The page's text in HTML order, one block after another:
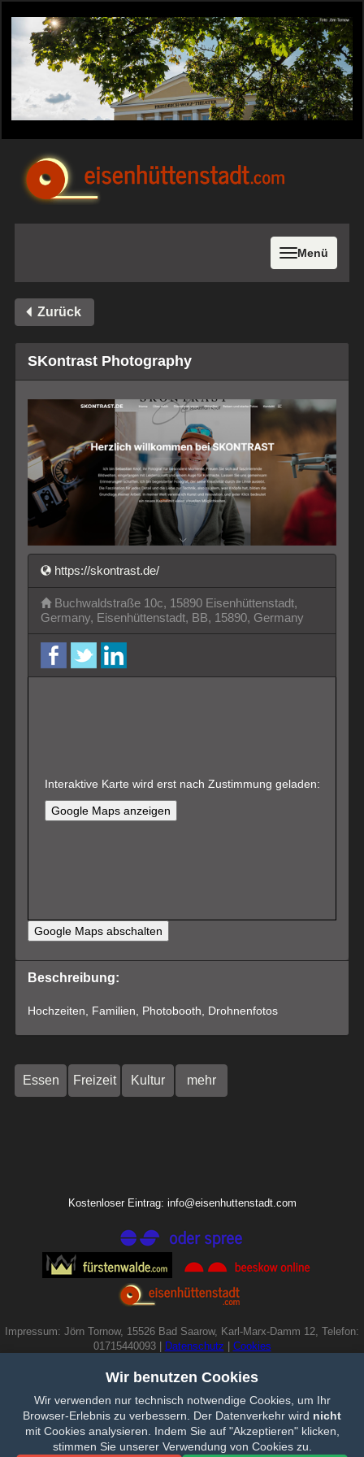
Menü
Zurück
SKontrast Photography
https://skontrast.de/
Buchwaldstraße 10c, 15890 Eisenhüttenstadt,
Germany, Eisenhüttenstadt, BB, 15890, Germany
facebook
twitter
Interaktive Karte wird erst nach Zustimmung geladen:
Google Maps anzeigen
Google Maps abschalten
Beschreibung:
Hochzeiten, Familien, Photobooth, Drohnenfotos
Essen Freizeit Kultur mehr
Wir benutzen Cookies
Wir verwenden nur technisch notwendige Cookies, um Ihr
Browser-Erlebnis zu verbessern. Der Datenverkehr wird nicht
mit Cookies analysieren. Indem Sie auf "Akzeptieren" klicken,
stimmen Sie unserer Verwendung von Cookies zu.
Kostenloser Eintrag: info@eisenhuttenstadt.com
Impressum: Jörn Tornow, 15526 Bad Saarow, Karl-Marx-Damm 12, Telefon:
01715440093 |
Datenschutz Cookies